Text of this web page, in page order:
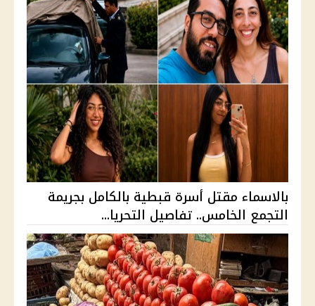
بالاسماء مقتل أسرة قبطية بالكامل بجريمة
التجمع الخامس.. تفاصيل التحريا...